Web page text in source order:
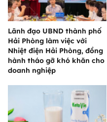
Lãnh đạo UBND thành phố
Hải Phòng làm việc với
Nhiệt điện Hải Phòng, đồng
hành tháo gỡ khó khăn cho
doanh nghiệp